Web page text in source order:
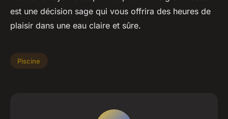
est une décision sage qui vous offrira des heures de
plaisir dans une eau claire et sûre.
Piscine